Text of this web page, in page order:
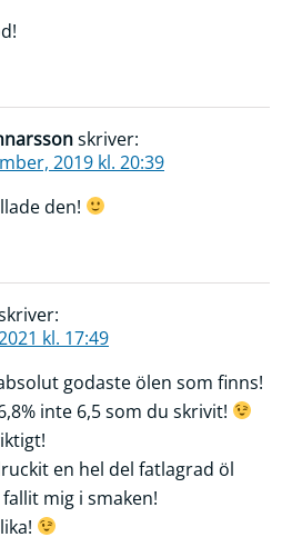
skriver:
2019 kl. 20:39
den!
kl. 17:49
godaste ölen som finns!
inte 6,5 som du skrivit!
en hel del fatlagrad öl
mig i smaken!